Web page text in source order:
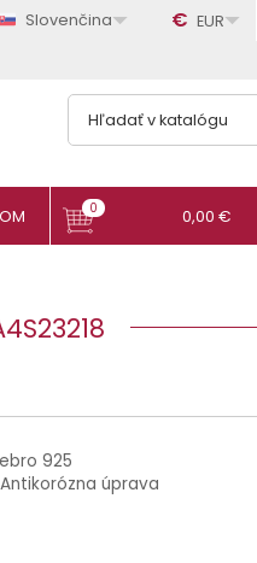
Slovenčina € EUR
0 0,00 €
925
úprava